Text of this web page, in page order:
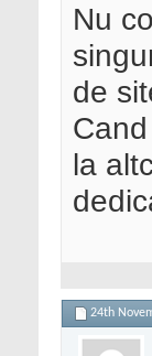
Nu
de
la
24th